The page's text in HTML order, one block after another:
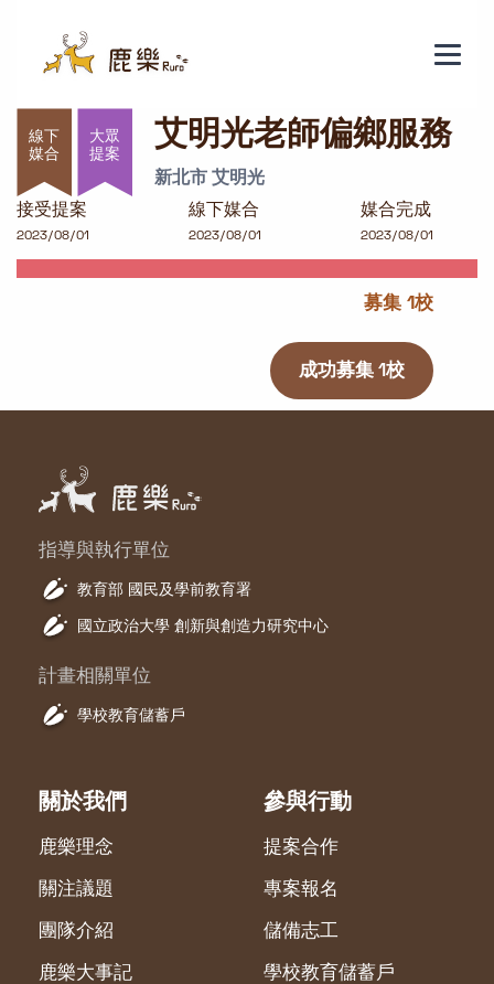
艾明光老師偏鄉服務
大眾
提案
艾明光老師偏鄉服務
新北市 艾明光
接受提案
2023/08/01
線下媒合
2023/08/01
媒合完成
2023/08/01
募集 1校
成功募集 1校
指導與執行單位
教育部 國民及學前教育署
國立政治大學 創新與創造力研究中心
計畫相關單位
學校教育儲蓄戶
關於我們
鹿樂理念
關注議題
團隊介紹
鹿樂大事記
參與行動
提案合作
專案報名
儲備志工
學校教育儲蓄戶